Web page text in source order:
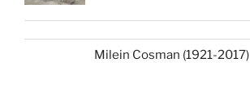
Milein Cosman (1921-2017)